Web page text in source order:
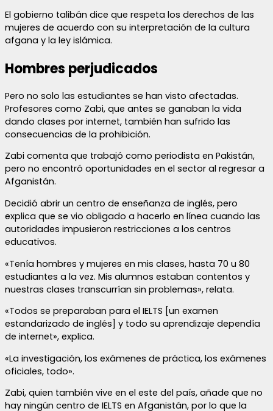
El gobierno talibán dice que respeta los derechos de las
mujeres de acuerdo con su interpretación de la cultura
afgana y la ley islámica.
Hombres perjudicados
Pero no solo las estudiantes se han visto afectadas.
Profesores como Zabi, que antes se ganaban la vida
dando clases por internet, también han sufrido las
consecuencias de la prohibición.
Zabi comenta que trabajó como periodista en Pakistán,
pero no encontró oportunidades en el sector al regresar a
Afganistán.
Decidió abrir un centro de enseñanza de inglés, pero
explica que se vio obligado a hacerlo en línea cuando las
autoridades impusieron restricciones a los centros
educativos.
«Tenía hombres y mujeres en mis clases, hasta 70 u 80
estudiantes a la vez. Mis alumnos estaban contentos y
nuestras clases transcurrían sin problemas», relata.
«Todos se preparaban para el IELTS [un examen
estandarizado de inglés] y todo su aprendizaje dependía
de internet», explica.
«La investigación, los exámenes de práctica, los exámenes
oficiales, todo».
Zabi, quien también vive en el este del país, añade que no
hay ningún centro de IELTS en Afganistán, por lo que la